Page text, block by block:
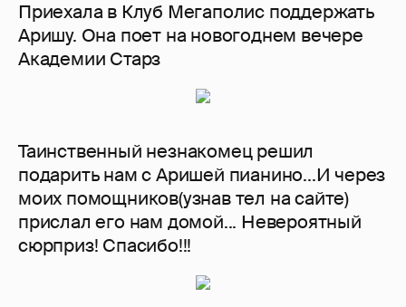
Приехала в Клуб Мегаполис поддержать
Аришу. Она поет на новогоднем вечере
Академии Старз
Таинственный незнакомец решил
подарить нам с Аришей пианино...И через
моих помощников(узнав тел на сайте)
прислал его нам домой... Невероятный
сюрприз! Спасибо!!!